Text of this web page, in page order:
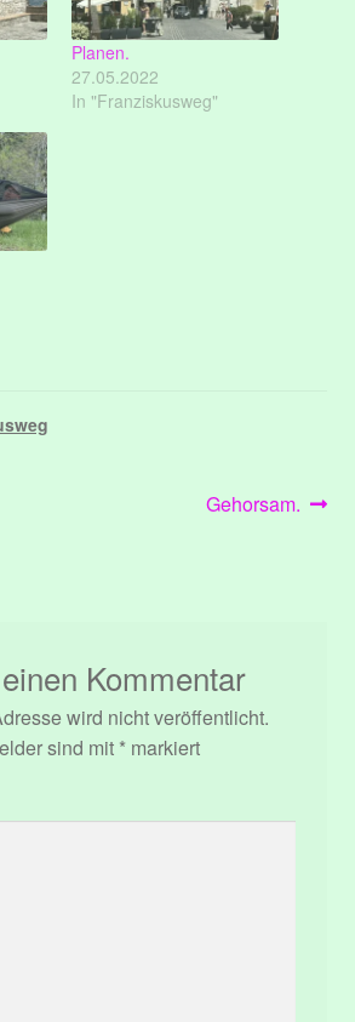
Planen.
27.05.2022
In "Franziskusweg"
Nächster
Gehorsam.
Kommentar
wird nicht veröffentlicht.
sind mit *markiert